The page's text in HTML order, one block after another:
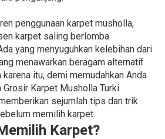
penggunaan karpet musholla,
karpet saling berlomba
yang menyuguhkan kelebihan dari
menawarkan beragam alternatif
itu, demi memudahkan Anda
Karpet Musholla Turki
sejumlah tips dan trik
memilih karpet.
Karpet?